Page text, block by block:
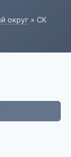
округ » СК